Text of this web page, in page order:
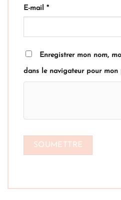
E-mail *
Enregistrer mon nom,
dans le navigateur pour mon